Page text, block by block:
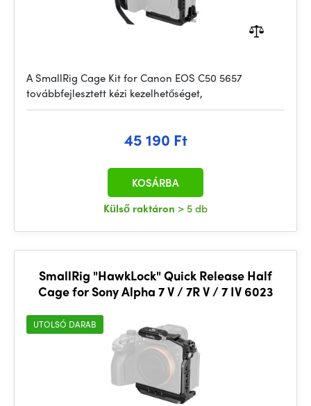
A SmallRig Cage Kit for Canon EOS C50 5657
továbbfejlesztett kézi kezelhetőséget,
45 190 Ft
Külső raktáron > 5 db
KOSÁRBA
SmallRig "HawkLock" Quick Release Half
Cage for Sony Alpha 7 V / 7R V / 7 IV 6023
UTOLSÓ DARAB